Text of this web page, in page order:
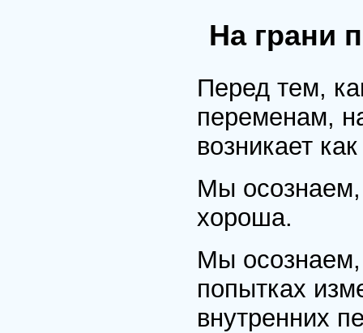
На грани
Перед тем,
переменам,
возникает
Мы осознаем,
хороша.
Мы осознаем,
попытках
внутренних